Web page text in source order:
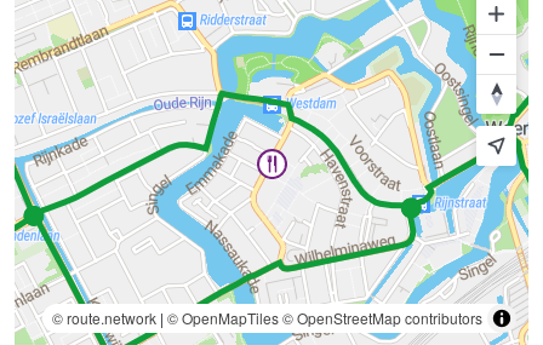
© route.network | © OpenMapTiles© OpenStreetMap contributors